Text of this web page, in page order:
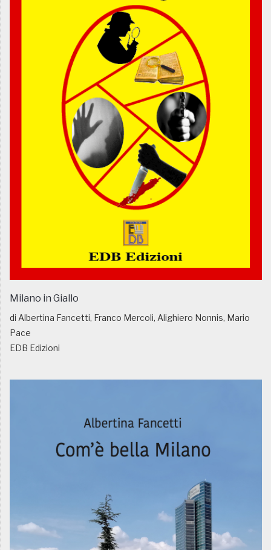
Milano in Giallo
di Albertina Fancetti, Franco Mercoli, Alighiero Nonnis, Mario
Pace
EDB Edizioni